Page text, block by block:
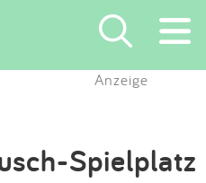
×
Anzeige
Spielplatz